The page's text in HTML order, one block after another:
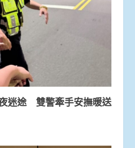
迷途 雙警牽手安撫暖送